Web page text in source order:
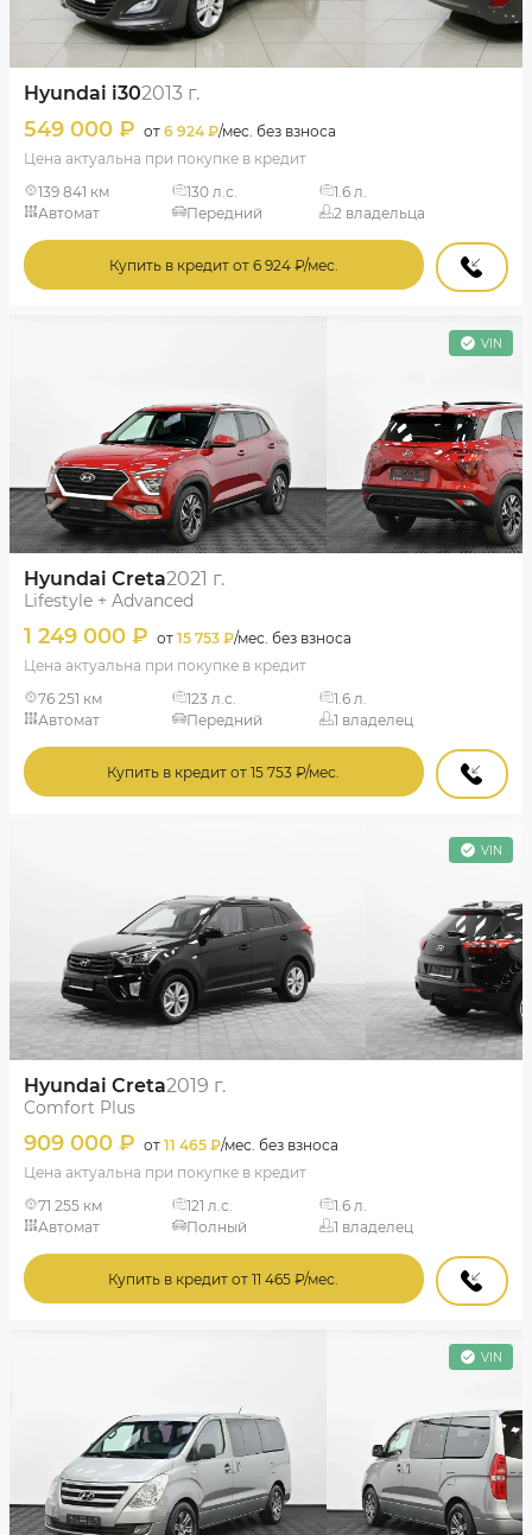
Hyundai i302013 г.
549 000 ₽ от 6 924 ₽/мес. без взноса
Цена актуальна при покупке в кредит
139 841 км
130 л.с.
1.6 л.
Автомат
Передний 2 владельца
Купить в кредит от 6 924 ₽/мес.
VIN
Hyundai Creta2021 г.
Lifestyle + Advanced
1 249 000 ₽ от 15 753 ₽/мес. без взноса
Цена актуальна при покупке в кредит
76 251 км
123 л.с.
1.6 л.
Автомат
Передний 1 владелец
Купить в кредит от 15 753 ₽/мес.
VIN
Hyundai Creta2019 г.
Comfort Plus
909 000 ₽ от 11 465 ₽/мес. без взноса
Цена актуальна при покупке в кредит
71 255 км
121 л.с.
1.6 л.
Автомат
Полный 1 владелец
Купить в кредит от 11 465 ₽/мес.
VIN